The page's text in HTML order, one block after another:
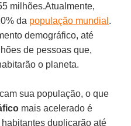
milhões.Atualmente,
da população mundial .
demográfico, até
de pessoas que,
o planeta.
sua população, o que
mais acelerado é
duplicarão até